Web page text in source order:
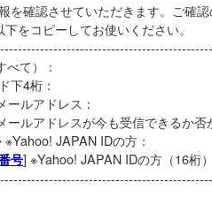
を確認させていただきます。ご確認
をコピーしてお使いください。
べて）：
下4桁：
ールアドレス：
ールアドレスが今も受信できるか否
JAPAN IDの方：
号] ※Yahoo! JAPAN IDの方（16桁）